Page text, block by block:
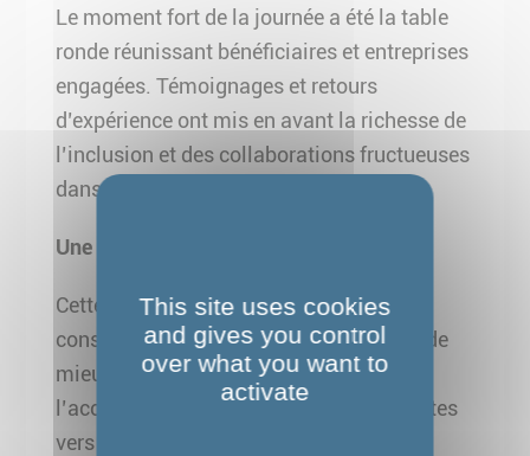
Le moment fort de la journée a été la table
ronde réunissant bénéficiaires et entreprises
engagées. Témoignages et retours
d’expérience ont mis en avant la richesse de
l’inclusion et des collaborations fructueuses
dans le monde du travail.
Une expérience riche en enseignements
Cette journée a permis à nos futurs
conseillers en insertion professionnelle de
mieux comprendre les enjeux de
l’accompagnement des personnes autistes
vers l’emploi, tout en enrichissant leur
This site uses cookies
and gives you control
over what you want to
activate